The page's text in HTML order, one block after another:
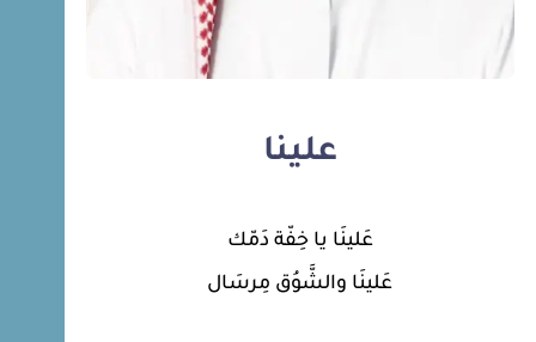
علينا
عَلينَا يا خِفّة دَمّك
عَلينَا والشَّوُق مِرسَال